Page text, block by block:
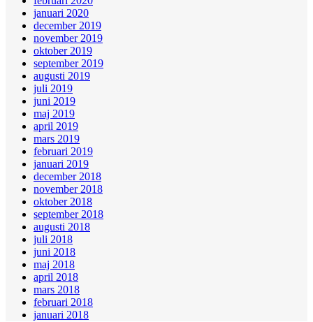
januari 2020
december 2019
november 2019
oktober 2019
september 2019
augusti 2019
juli 2019
juni 2019
maj 2019
april 2019
mars 2019
februari 2019
januari 2019
december 2018
november 2018
oktober 2018
september 2018
augusti 2018
juli 2018
juni 2018
maj 2018
april 2018
mars 2018
februari 2018
januari 2018